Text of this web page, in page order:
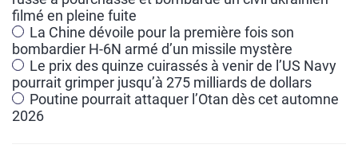
i
v
e
:
filmé en pleine fuite
La Chine dévoile pour la première fois son
bombardier H-6N armé d’un missile mystère
Le prix des quinze cuirassés à venir de l’US Navy
pourrait grimper jusqu’à 275 milliards de dollars
Poutine pourrait attaquer l’Otan dès cet automne
2026